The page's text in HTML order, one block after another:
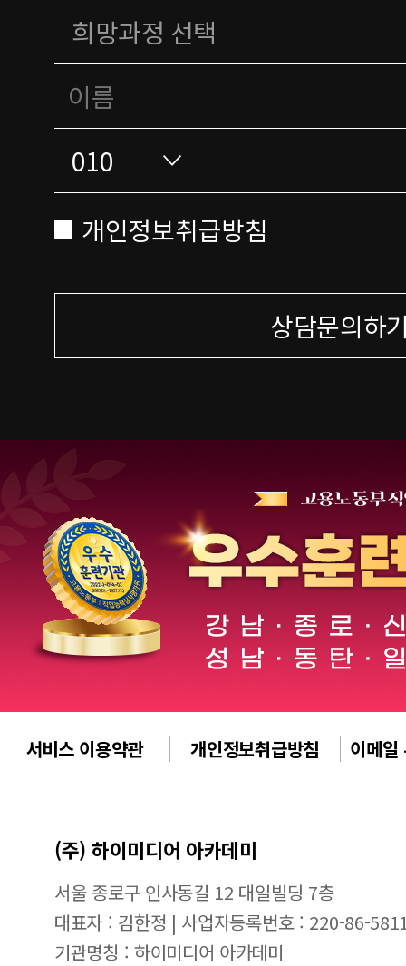
개인정보취급방침
상담문의하
서비스 이용약관 개인정보취급방침 이메일
(주) 하이미디어 아카데미
서울 종로구 인사동길 12 대일빌딩 7층
대표자 : 김한정 | 사업자등록번호 : 220-86-
기관명칭 : 하이미디어 아카데미